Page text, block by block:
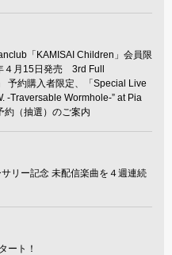
「KAMISAI Children」会員限
４月15日発売 3rd Full
予約購入者限定、「Special Live
-Traversable Wormhole-” at Pia
約（抽選）のご案内
リー記念 未配信楽曲を４週連続
ート！